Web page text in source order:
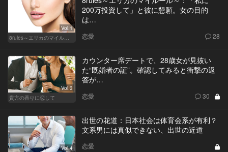
Vol.1
200万投資して」と彼に懇願。女の目的
は…
恋愛 28
Vol.3
貴方の香りに恋して
カウンター席デートで、28歳女が見抜い
た“既婚者の証”。確認してみると衝撃の返
答が…
恋愛 30
Vol.4
出世の花道：日本社会は体育会系が有利？
文系男には真似できない、出世の近道
恋愛